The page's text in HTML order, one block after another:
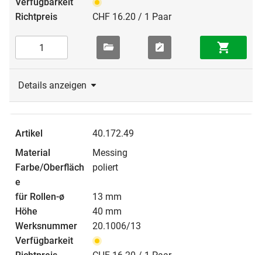
CHF 16.20 / 1 Paar
Details anzeigen
40.172.49
Messing
poliert
13 mm
40 mm
20.1006/13